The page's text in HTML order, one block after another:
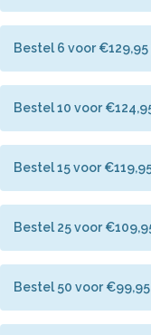
Bestel 6 voor
Bestel 10 voor
Bestel 15 voor
Bestel 25 voor
Bestel 50 voor